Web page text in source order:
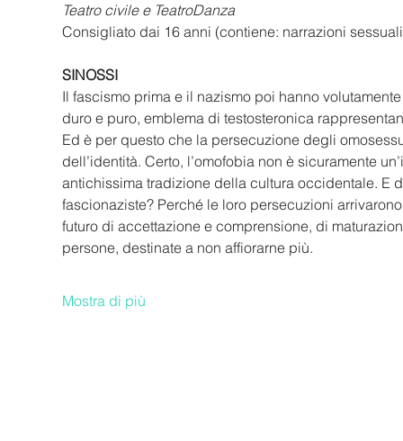
Teatro civile e TeatroDanza
Consigliato dai 16 anni (contiene: narrazioni
SINOSSI
Il fascismo prima e il nazismo poi hanno
duro e puro, emblema di testosteronica
Ed è per questo che la persecuzione degli
dell’identità. Certo, l’omofobia non è sicuramente
antichissima tradizione della cultura occidentale.
fascionaziste? Perché le loro persecuzioni
futuro di accettazione e comprensione, di
persone, destinate a non affiorarne più.
Mostra di più